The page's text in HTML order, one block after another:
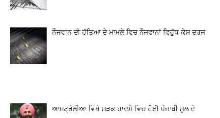
ਨੌਜਵਾਨ ਦੀ ਹੱਤਿਆ ਦੇ ਮਾਮਲੇ ਵਿਚ ਨੌਜਵਾਨਾਂ ਵਿਰੁੱਧ ਕੇਸ ਦਰਜ
ਆਸਟ੍ਰੇਲੀਆ ਵਿਖੇ ਸੜਕ ਹਾਦਸੇ ਵਿਚ ਹੋਈ ਪੰਜਾਬੀ ਮੂਲ ਦੇ